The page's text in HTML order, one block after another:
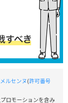
ルセンヌ(許可番号
ロモーションを含み